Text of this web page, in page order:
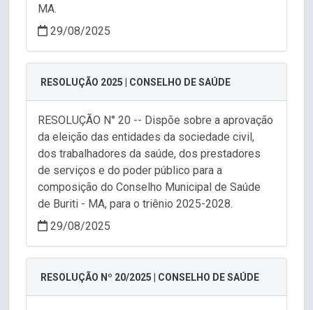
MA.
29/08/2025
RESOLUÇÃO 2025 | CONSELHO DE SAÚDE
RESOLUÇÃO N° 20 -- Dispõe sobre a aprovação
da eleição das entidades da sociedade civil,
dos trabalhadores da saúde, dos prestadores
de serviços e do poder público para a
composição do Conselho Municipal de Saúde
de Buriti - MA, para o triênio 2025-2028.
29/08/2025
RESOLUÇÃO Nº 20/2025 | CONSELHO DE SAÚDE